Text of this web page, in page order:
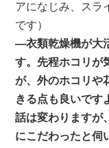
アになじみ、スラ
です）
―衣類乾燥機が大
す。先程ホコリが
が、外のホコリや
きる点も良いです
話は変わりますが
にこだわったと伺